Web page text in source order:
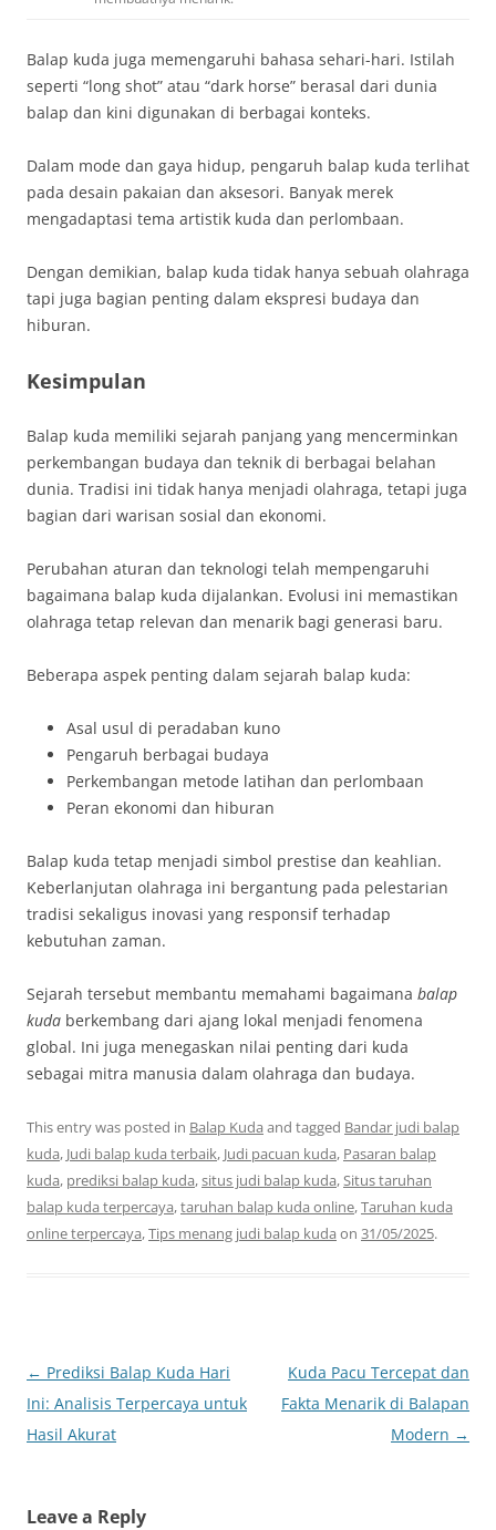
Balap kuda juga memengaruhi bahasa sehari-hari. Istilah
seperti “long shot” atau “dark horse” berasal dari dunia
balap dan kini digunakan di berbagai konteks.
Dalam mode dan gaya hidup, pengaruh balap kuda terlihat
pada desain pakaian dan aksesori. Banyak merek
mengadaptasi tema artistik kuda dan perlombaan.
Dengan demikian, balap kuda tidak hanya sebuah olahraga
tapi juga bagian penting dalam ekspresi budaya dan
hiburan.
Kesimpulan
Balap kuda memiliki sejarah panjang yang mencerminkan
perkembangan budaya dan teknik di berbagai belahan
dunia. Tradisi ini tidak hanya menjadi olahraga, tetapi juga
bagian dari warisan sosial dan ekonomi.
Perubahan aturan dan teknologi telah mempengaruhi
bagaimana balap kuda dijalankan. Evolusi ini memastikan
olahraga tetap relevan dan menarik bagi generasi baru.
Beberapa aspek penting dalam sejarah balap kuda:
Asal usul di peradaban kuno
Pengaruh berbagai budaya
Perkembangan metode latihan dan perlombaan
Peran ekonomi dan hiburan
Balap kuda tetap menjadi simbol prestise dan keahlian.
Keberlanjutan olahraga ini bergantung pada pelestarian
tradisi sekaligus inovasi yang responsif terhadap
kebutuhan zaman.
Sejarah tersebut membantu memahami bagaimana balap
kuda berkembang dari ajang lokal menjadi fenomena
global. Ini juga menegaskan nilai penting dari kuda
sebagai mitra manusia dalam olahraga dan budaya.
This entry was posted in Balap Kuda and tagged Bandar judi balap
kuda, Judi balap kuda terbaik, Judi pacuan kuda, Pasaran balap
kuda, prediksi balap kuda,situs judi balap kuda,Situs taruhan
balap kuda terpercaya,taruhan balap kuda online,Taruhan kuda
online terpercaya,Tips menang judi balap kuda on 31/05/2025.
Post
navigation
← Prediksi Balap Kuda Hari
Ini: Analisis Terpercaya untuk
Hasil Akurat
Kuda Pacu Tercepat dan
Fakta Menarik di Balapan
Modern →
Leave a Reply